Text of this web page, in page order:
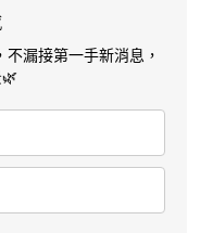
漏接第一手新消息，